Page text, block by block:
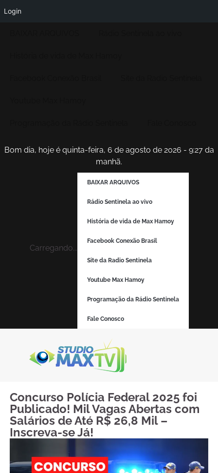
Bom dia, hoje é quinta-feira, 6 de agosto de 2026 - 9:27 da
manhã.
Carregando...
BAIXAR ARQUIVOS
Rádio Sentinela ao vivo
História de vida de Max Hamoy
Facebook Conexão Brasil
Site da Radio Sentinela
Youtube Max Hamoy
Programação da Rádio Sentinela
Fale Conosco
Concurso Polícia Federal 2025 foi
Publicado! Mil Vagas Abertas com
Salários de Até R$ 26,8 Mil –
Inscreva-se Já!
Login